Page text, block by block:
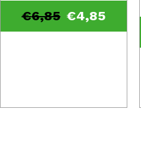
€4,85
€6,85